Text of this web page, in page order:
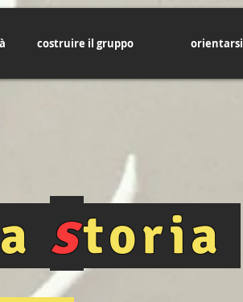
costruire il gruppo orientarsi
storia